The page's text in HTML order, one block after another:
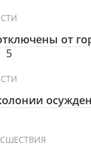
от
5